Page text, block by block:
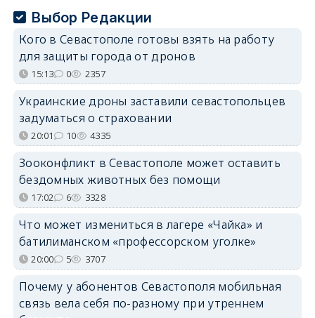
Выбор Редакции
Кого в Севастополе готовы взять на работу
для защиты города от дронов
15:13 0 2357
Украинские дроны заставили севастопольцев
задуматься о страховании
20:01 10 4335
Зооконфликт в Севастополе может оставить
бездомных животных без помощи
17:02 6 3328
Что может измениться в лагере «Чайка» и
батилиманском «профессорском уголке»
20:00 5 3707
Почему у абонентов Севастополя мобильная
связь вела себя по-разному при утреннем